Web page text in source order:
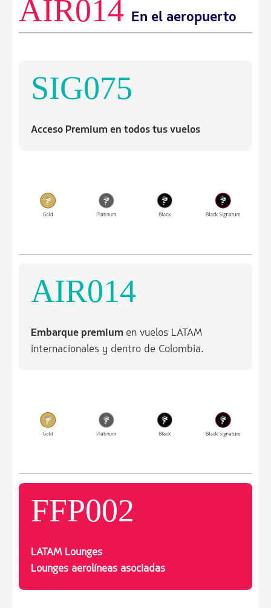
AIR014En el aeropuerto
SIG075
Acceso Premium en todos tus vuelos
AIR014
Embarque premium en vuelos LATAM
internacionales y dentro de Colombia.
FFP002
LATAM Lounges
Lounges aerolíneas asociadas